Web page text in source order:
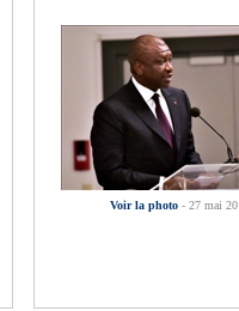
Voir la photo - 27 mai